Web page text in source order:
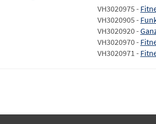
VH3020975 -
VH3020905 -
VH3020920 -
VH3020970 -
VH3020971 -